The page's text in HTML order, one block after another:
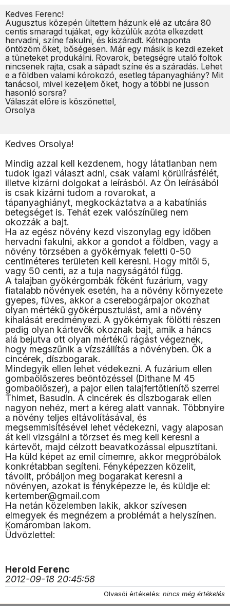
Kedves Ferenc!
Augusztus közepén ültettem házunk elé az utcára 80
centis smaragd tujákat, egy közülük azóta elkezdett
hervadni, színe fakulni, és kiszáradt. Kétnaponta
öntözöm őket, bőségesen. Már egy másik is kezdi ezeket
a tüneteket produkálni. Rovarok, betegségre utaló foltok
nincsenek rajta, csak a sápadt színe és a száradás. Lehet
e a földben valami kórokozó, esetleg tápanyaghiány? Mit
tanácsol, mivel kezeljem őket, hogy a többi ne jusson
hasonló sorsra?
Válaszát előre is köszönettel,
Orsolya
Kedves Orsolya!
Mindig azzal kell kezdenem, hogy látatlanban nem
tudok igazi választ adni, csak valami körülírásfélét,
illetve kizárni dolgokat a leírásból. Az Ön leírásából
is csak kizárni tudom a rovarokat, a
tápanyaghiányt, megkockáztatva a a kabatíniás
betegséget is. Tehát ezek valószínűleg nem
okozzák a bajt.
Ha az egész növény kezd viszonylag egy időben
hervadni fakulni, akkor a gondot a földben, vagy a
növény törzsében a gyökérnyak feletti 0-50
centiméteres területen kell keresni. Hogy mitől 5,
vagy 50 centi, az a tuja nagyságától függ.
A talajban gyökérgombák főként fuzárium, vagy
fiatalabb növények esetén, ha a növény környezete
gyepes, füves, akkor a cserebogárpajor okozhat
olyan mértékű gyökérpusztulást, ami a növény
kihalását eredményezi. A gyökérnyak fölötti részen
pedig olyan kártevők okoznak bajt, amik a háncs
alá bejutva ott olyan mértékű rágást végeznek,
hogy megszűnik a vízszállítás a növényben. Ők a
cincérek, díszbogarak.
Mindegyik ellen lehet védekezni. A fuzárium ellen
gombaölőszeres beöntözéssel (Dithane M 45
gombaölőszer), a pajor ellen talajfertőtlenítő szerrel
Thimet, Basudin. A cincérek és díszbogarak ellen
nagyon nehéz, mert a kéreg alatt vannak. Többnyire
a növény teljes eltávolításával, és
megsemmisítésével lehet védekezni, vagy alaposan
át kell vizsgálni a törzset és meg kell keresni a
kártevőt, majd célzott beavatkozással elpusztítani.
Ha küld képet az emil címemre, akkor megpróbálok
konkrétabban segíteni. Fényképezzen közelit,
távolit, próbáljon meg bogarakat keresni a
növényen, azokat is fényképezze le, és küldje el:
kertember@gmail.com
Ha netán közelemben lakik, akkor szívesen
elmegyek és megnézem a problémát a helyszínen.
Komáromban lakom.
Üdvözlettel:
Herold Ferenc
2012-09-18 20:45:58
Olvasói értékelés: nincs még értékelés